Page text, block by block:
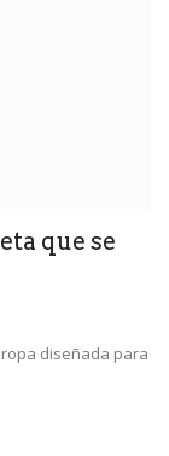
que se
diseñada para